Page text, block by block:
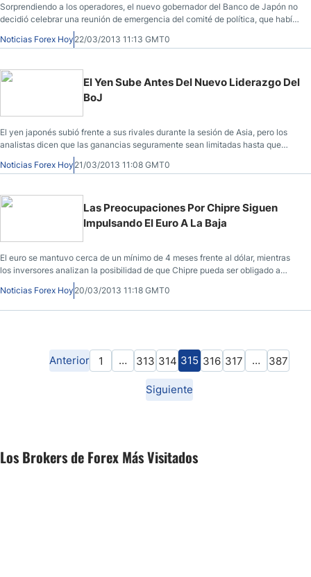
Sorprendiendo a los operadores, el nuevo gobernador del Banco de Japón no
decidió celebrar una reunión de emergencia del comité de política, que había
sido ampliamente esperada, lo que resultó en la estabilidad de la moneda
japonesa durante la sesión asiática.
Noticias Forex Hoy 22/03/2013 11:13 GMT0
El Yen Sube Antes Del Nuevo Liderazgo Del
BoJ
El yen japonés subió frente a sus rivales durante la sesión de Asia, pero los
analistas dicen que las ganancias seguramente sean limitadas hasta que
haya señales claras de cómo de agresiva y flexible será la política monetaria
del nuevo gobernador del Banco de Japón.
Noticias Forex Hoy 21/03/2013 11:08 GMT0
Las Preocupaciones Por Chipre Siguen
Impulsando El Euro A La Baja
El euro se mantuvo cerca de un mínimo de 4 meses frente al dólar, mientras
los inversores analizan la posibilidad de que Chipre pueda ser obligado a
abandonar la zona euro ahora que su Parlamento rechazó recientemente los
términos propuestos para el nuevo paquete de rescate.
Noticias Forex Hoy 20/03/2013 11:18 GMT0
Anterior 1 … 313 314 315 316 317 … 387
Siguiente
Los Brokers de Forex Más Visitados